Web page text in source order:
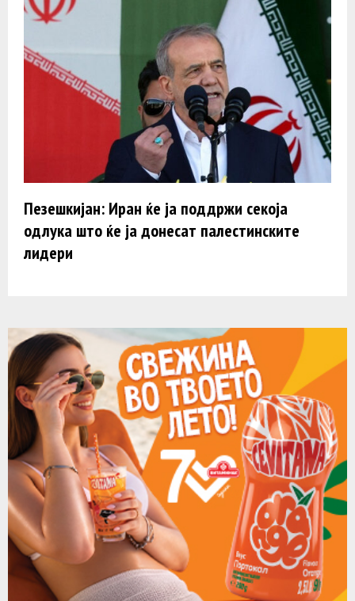
Пезешкијан: Иран ќе ја поддржи секоја
одлука што ќе ја донесат палестинските
лидери